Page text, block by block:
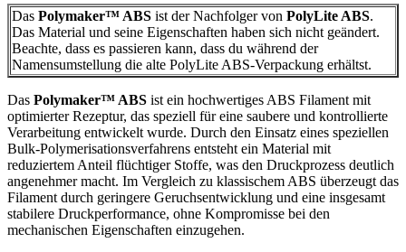
Das Polymaker™ ABS ist der Nachfolger von PolyLite ABS.
Das Material und seine Eigenschaften haben sich nicht geändert.
Beachte, dass es passieren kann, dass du während der
Namensumstellung die alte PolyLite ABS-Verpackung erhältst.
Das Polymaker™ ABS ist ein hochwertiges ABS Filament mit
optimierter Rezeptur, das speziell für eine saubere und kontrollierte
Verarbeitung entwickelt wurde. Durch den Einsatz eines speziellen
Bulk-Polymerisationsverfahrens entsteht ein Material mit
reduziertem Anteil flüchtiger Stoffe, was den Druckprozess deutlich
angenehmer macht. Im Vergleich zu klassischem ABS überzeugt das
Filament durch geringere Geruchsentwicklung und eine insgesamt
stabilere Druckperformance, ohne Kompromisse bei den
mechanischen Eigenschaften einzugehen.